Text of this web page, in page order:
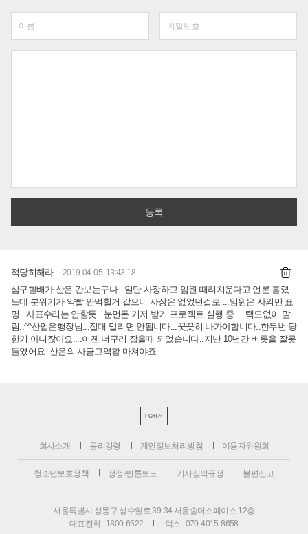
적당히해라 2019-04-05 13:43:18
삼구할배가 산은 간보는구나...일단 사장하고 임원 때려치운다고 언론 흘렸
느데 분위기가 약빨 안먹힐거 같으니 사장은 없었던걸로 ...임원은 사의만 표
명...사표수리는 안할듯...눈먼돈 거저 받기 프로젝트 실행 중 ....택도없이 말
림..^^산업은행장님...절대 말리면 안됩니다...꿋꿋히 나가야합니다..한두번 당
한거 아니잖아요....이젠 너구리 잡을때 되었습니다..지난 10년간 버릇을 잘못
들였어요..산은의 사금고역활 마쳐야죠
PC버전
회사소개 윤리강령 개인정보처리방침 이용자위원회
청소년보호정책 정정·반론보도 기사심의규정 불편신고
서울특별시 성동구 성수일로 39-34 서울숲더스페이스 12층
대표전화 : 1800-6522
팩스 : 070-4015-8658